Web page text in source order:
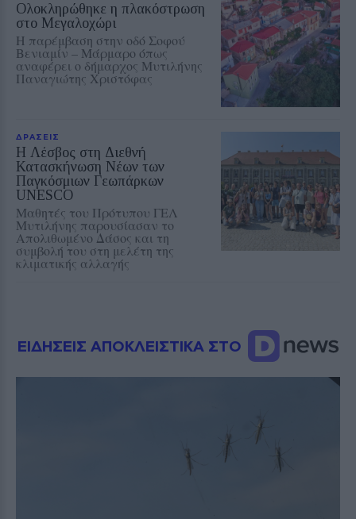
Ολοκληρώθηκε η πλακόστρωση
στο Μεγαλοχώρι
Η παρέμβαση στην οδό Σοφού
Βενιαμίν – Μάρμαρο όπως
αναφέρει ο δήμαρχος Μυτιλήνης
Παναγιώτης Χριστόφας
ΔΡΑΣΕΙΣ
Η Λέσβος στη Διεθνή
Κατασκήνωση Νέων των
Παγκόσμιων Γεωπάρκων
UNESCO
Μαθητές του Πρότυπου ΓΕΛ
Μυτιλήνης παρουσίασαν το
Απολιθωμένο Δάσος και τη
συμβολή του στη μελέτη της
κλιματικής αλλαγής
ΕΙΔΗΣΕΙΣ ΑΠΟΚΛΕΙΣΤΙΚΑ ΣΤΟ